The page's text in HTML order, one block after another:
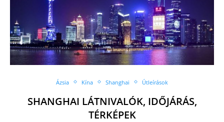
Ázsia Kína Shanghai Útleírások
SHANGHAI LÁTNIVALÓK, IDŐJÁRÁS,
TÉRKÉPEK